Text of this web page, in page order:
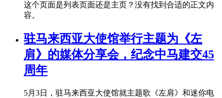
这个页面是列表页面还是主页？没有找到合适的正文内
容。
驻马来西亚大使馆举行主题为《左
肩》的媒体分享会，纪念中马建交45
周年
5月3日，驻马来西亚大使馆就主题歌《左肩》和迷你电